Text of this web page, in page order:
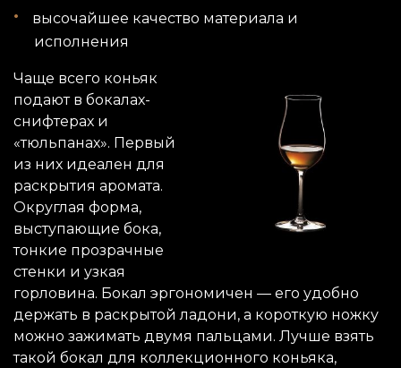
высочайшее качество материала и
исполнения
Чаще всего коньяк
подают в бокалах-
снифтерах и
«тюльпанах». Первый
из них идеален для
раскрытия аромата.
Округлая форма,
выступающие бока,
тонкие прозрачные
стенки и узкая
горловина. Бокал эргономичен — его удобно
держать в раскрытой ладони, а короткую ножку
можно зажимать двумя пальцами. Лучше взять
такой бокал для коллекционного коньяка,